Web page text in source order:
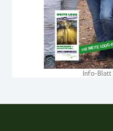
Info-Blatt